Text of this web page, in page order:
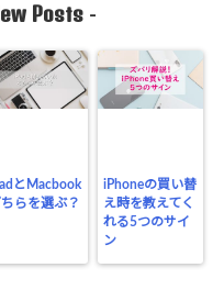
Posts -
とMacbook
ちらを選ぶ？
iPhoneの買い替
え時を教えてく
れる5つのサイ
ン